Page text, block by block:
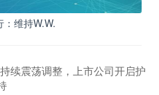
维持W.W.
续震荡调整，上市公司开启护